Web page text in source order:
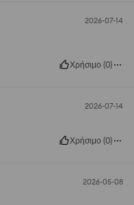
2026-07-14
Χρήσιμο (0)
2026-07-14
Χρήσιμο (0)
2026-05-08